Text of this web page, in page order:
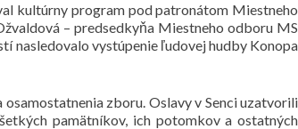
kultúrny program pod patronátom Miestneho
– predsedkyňa Miestneho odboru MS
nasledovalo vystúpenie ľudovej hudby Konopa
zboru. Oslavy v Senci uzatvorili
pamätníkov, ich potomkov a ostatných